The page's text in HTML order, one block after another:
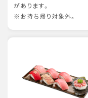
があります。
※お持ち帰り対象外。